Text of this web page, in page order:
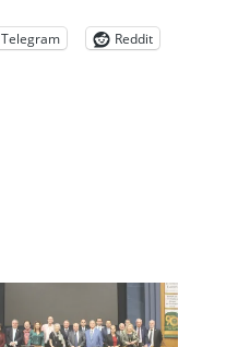
Telegram
Reddit